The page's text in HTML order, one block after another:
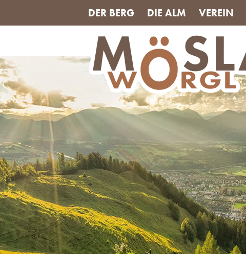
DER BERG DIE ALM VEREIN